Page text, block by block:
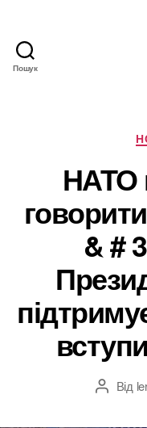
Пошук
НАТО
& #
Автор
Від